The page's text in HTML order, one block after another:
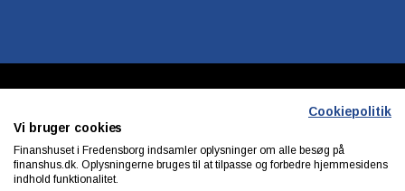
CVR. Nr. 10140315
Cookiepolitik
Vi bruger cookies
Finanshuset i Fredensborg indsamler oplysninger om alle besøg på
finanshus.dk. Oplysningerne bruges til at tilpasse og forbedre hjemmesidens
indhold funktionalitet.